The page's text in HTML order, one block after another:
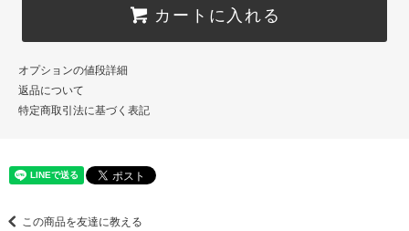
カートに入れる
オプションの値段詳細
返品について
特定商取引法に基づく表記
この商品を友達に教える